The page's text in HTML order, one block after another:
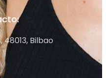
48013, Bilbao